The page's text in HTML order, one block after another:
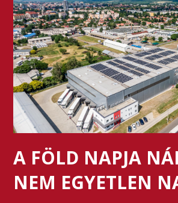
A FÖLD NAPJA
NEM EGYETLEN